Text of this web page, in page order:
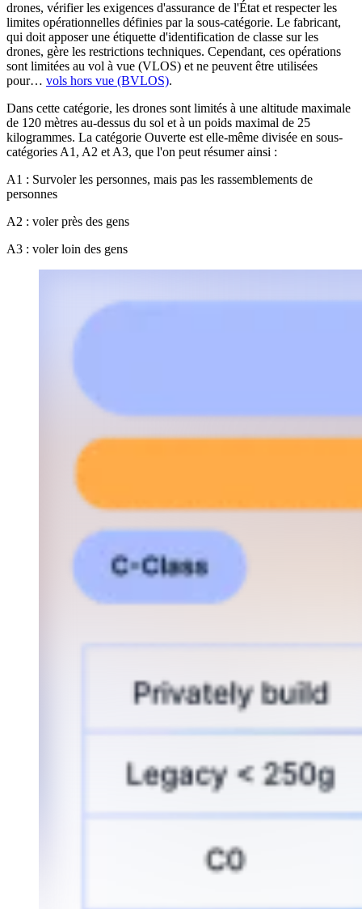
drones, vérifier les exigences d'assurance de l'État et respecter les
limites opérationnelles définies par la sous-catégorie. Le fabricant,
qui doit apposer une étiquette d'identification de classe sur les
drones, gère les restrictions techniques. Cependant, ces opérations
sont limitées au vol à vue (VLOS) et ne peuvent être utilisées
pour… vols hors vue (BVLOS).
Dans cette catégorie, les drones sont limités à une altitude maximale
de 120 mètres au-dessus du sol et à un poids maximal de 25
kilogrammes. La catégorie Ouverte est elle-même divisée en sous-
catégories A1, A2 et A3, que l'on peut résumer ainsi :
A1 : Survoler les personnes, mais pas les rassemblements de
personnes
A2 : voler près des gens
A3 : voler loin des gens